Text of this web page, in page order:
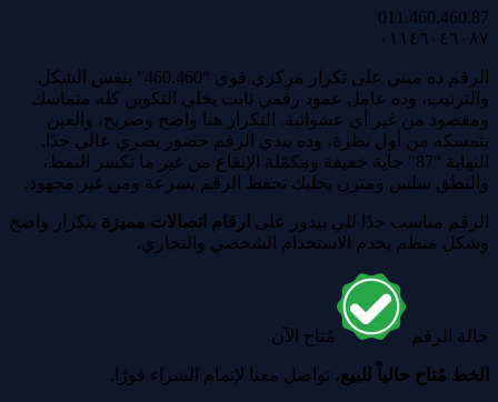
011.460.460.87
٠١١٤٦٠٤٦٠٨٧
الرقم ده مبني على تكرار مركزي قوي “460.460” بنفس الشكل
والترتيب، وده عامل عمود رقمي ثابت يخلي التكوين كله متماسك
ومقصود من غير أي عشوائية. التكرار هنا واضح وصريح، والعين
بتمسكه من أول نظرة، وده بيدي الرقم حضور بصري عالي جدًا.
النهاية “87” جاية خفيفة ومكمّلة الإيقاع من غير ما تكسر النمط،
والنطق سلس ومتزن يخليك تحفظ الرقم بسرعة ومن غير مجهود.
الرقم مناسب جدًا للي بيدور على ارقام اتصالات مميزة بتكرار واضح
وشكل منظم يخدم الاستخدام الشخصي والتجاري.
حالة الرقم مُتاح الآن
الخط مُتاح حالياً للبيع، تواصل معنا لإتمام الشراء فورًا.